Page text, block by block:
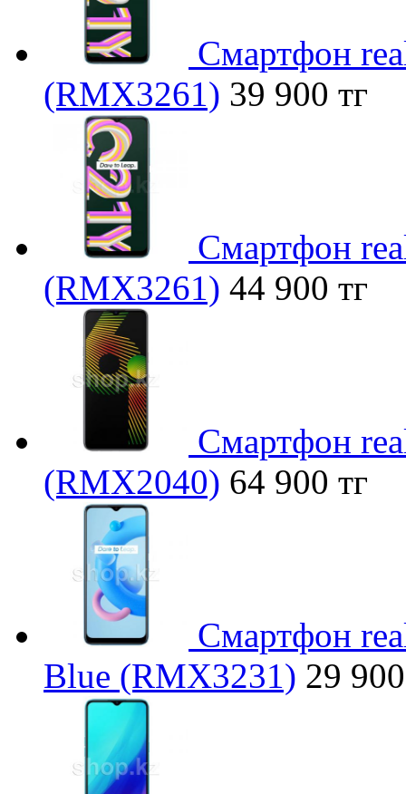
Смартфон
(RMX3261) 39 900 тг
Смартфон
(RMX3261) 44 900 тг
Смартфон
(RMX2040) 64 900 тг
Смартфон
Blue (RMX3231) 29